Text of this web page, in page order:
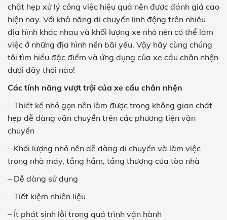
chật hẹp xử lý công việc hiệu quả nên được đánh giá cao
hiện nay. Với khả năng di chuyển linh động trên nhiều
địa hình khác nhau và khối lượng xe nhỏ nên có thể làm
việc ở những địa hình nền bãi yếu. Vậy hãy cùng chúng
tôi tìm hiểu đặc điểm và ứng dụng của xe cẩu chân nhện
dưới đây thôi nào!
Các tính năng vượt trội của xe cẩu chân nhện
– Thiết kế nhỏ gọn nên làm được trong không gian chất
hẹp dễ dàng vận chuyển trên các phương tiện vận
chuyển
– Khối lượng nhỏ nên dễ dàng di chuyển và làm việc
trong nhà máy, tầng hầm, tầng thượng của tòa nhà
– Dễ dàng sử dụng
– Tiết kiệm nhiên liệu
– Ít phát sinh lỗi trong quá trình vận hành